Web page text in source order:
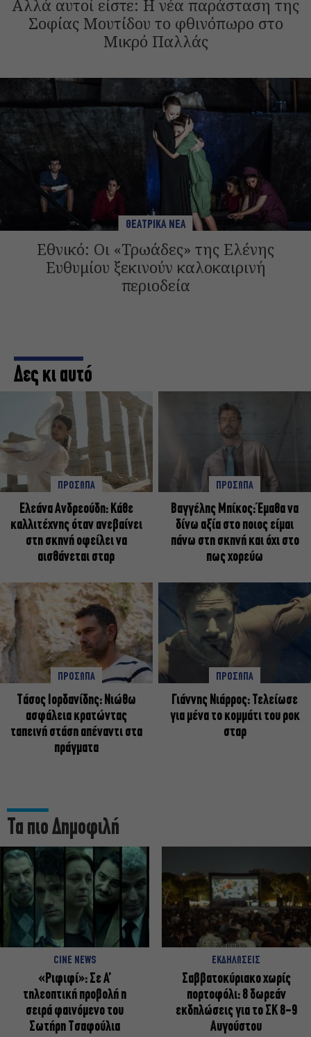
Αλλά αυτοί είστε: Η νέα παράσταση της
Σοφίας Μουτίδου το φθινόπωρο στο
Μικρό Παλλάς
ΘΕΑΤΡΙΚΑ ΝΕΑ
Εθνικό: Οι «Τρωάδες» της Ελένης
Ευθυμίου ξεκινούν καλοκαιρινή
περιοδεία
Δες κι αυτό
ΠΡΟΣΩΠΑ
Ελεάνα Ανδρεούδη: Κάθε
καλλιτέχνης όταν ανεβαίνει
στη σκηνή οφείλει να
αισθάνεται σταρ
ΠΡΟΣΩΠΑ
Βαγγέλης Μπίκος: Έμαθα να
δίνω αξία στο ποιος είμαι
πάνω στη σκηνή και όχι στο
πως χορεύω
ΠΡΟΣΩΠΑ
Tάσος Ιορδανίδης: Νιώθω
ασφάλεια κρατώντας
ταπεινή στάση απέναντι στα
πράγματα
ΠΡΟΣΩΠΑ
Γιάννης Νιάρρος: Τελείωσε
για μένα το κομμάτι του ροκ
σταρ
Τα πιο Δημοφιλή
CINE NEWS
«Ριφιφί»: Σε Α’
τηλεοπτική προβολή η
σειρά φαινόμενο του
Σωτήρη Τσαφούλια
ΕΚΔΗΛΩΣΕΙΣ
Σαββατοκύριακο χωρίς
πορτοφόλι: 8 δωρεάν
εκδηλώσεις για το ΣΚ 8-9
Αυγούστου